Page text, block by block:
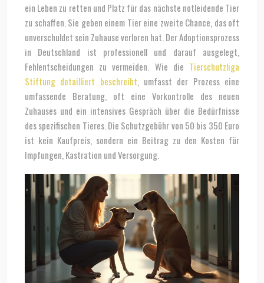
ein Leben zu retten und Platz für das nächste notleidende Tier
zu schaffen. Sie geben einem Tier eine zweite Chance, das oft
unverschuldet sein Zuhause verloren hat. Der Adoptionsprozess
in Deutschland ist professionell und darauf ausgelegt,
Fehlentscheidungen zu vermeiden. Wie die Tierschutzliga
Stiftung detailliert beschreibt , umfasst der Prozess eine
umfassende Beratung, oft eine Vorkontrolle des neuen
Zuhauses und ein intensives Gespräch über die Bedürfnisse
des spezifischen Tieres. Die Schutzgebühr von 50 bis 350 Euro
ist kein Kaufpreis, sondern ein Beitrag zu den Kosten für
Impfungen, Kastration und Versorgung.